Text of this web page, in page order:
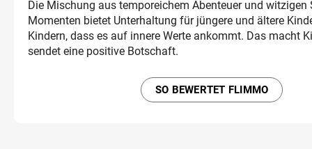
Die Mischung aus temporeichem Abenteuer und witzigen
Momenten bietet Unterhaltung für jüngere und ältere
Kindern, dass es auf innere Werte ankommt. Das macht
sendet eine positive Botschaft.
SO BEWERTET FLIMMO